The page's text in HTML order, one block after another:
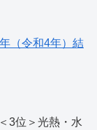
（令和4年）結
3位＞光熱・水